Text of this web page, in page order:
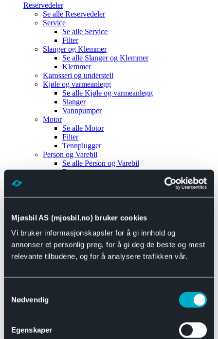
Mjøsbil AS (mjosbil.no) bruker cookies
Vi bruker informasjonskapsler for å gi innhold og
annonser et personlig preg, for å gi deg de beste og mest
relevante tilbudene, og for å analysere trafikken vår.
Nødvendig
Egenskaper
Reservedeler
Se alle Reservedeler
Service
Se alle Service
Filter
Slanger og Klemmer
Se alle Slanger og Klemmer
Klemmer
Karosseri og understell
Kjøle og varmeanlegg
Se alle Kjøle og varmeanlegg
Slanger
Vannpumper
Motor
Se alle Motor
Filter
Tennplugger
Person og Varebil
Se alle Person og Varebil
Brems
Motor og drivverk
Se alle Universal
Bremsedeler
Se alle Bremsedeler
Bremsenippler
Drivline og motor
Se alle Drivline og motor
Eksosanlegg